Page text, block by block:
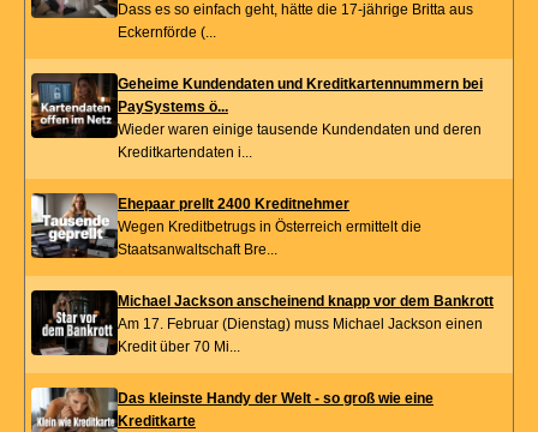
Dass es so einfach geht, hätte die 17-jährige Britta aus
Eckernförde (...
Geheime Kundendaten und Kreditkartennummern bei
PaySystems ö...
Wieder waren einige tausende Kundendaten und deren
Kreditkartendaten i...
Ehepaar prellt 2400 Kreditnehmer
Wegen Kreditbetrugs in Österreich ermittelt die
Staatsanwaltschaft Bre...
Michael Jackson anscheinend knapp vor dem Bankrott
Am 17. Februar (Dienstag) muss Michael Jackson einen
Kredit über 70 Mi...
Das kleinste Handy der Welt - so groß wie eine
Kreditkarte